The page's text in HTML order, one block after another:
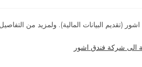
(تقديم البيانات المالية). ولمزيد من
الى شركة فندق اشور